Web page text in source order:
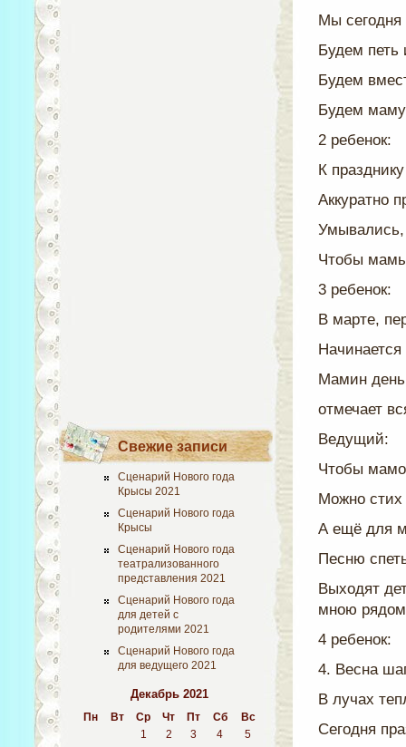
Свежие записи
Сценарий Нового года
Крысы 2021
Сценарий Нового года
Крысы
Сценарий Нового года
театрализованного
представления 2021
Сценарий Нового года
для детей с
родителями 2021
Сценарий Нового года
для ведущего 2021
Декабрь 2021
Пн Вт Ср Чт Пт Сб Вс
1 2 3 4
5
Мы сегодня
Будем петь
Будем
Будем маму
2 ребенок:
К
Аккуратно
Умывались,
Чтобы
3 ребенок:
В марте,
Начинается
Мамин
отмечает
Ведущий:
Чтобы
Можно стих
А ещё для
Песню
Выходят
мною
4 ребенок:
4. Весна
В лучах
Сегодня